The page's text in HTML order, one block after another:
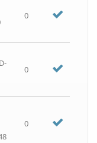
0
0
0